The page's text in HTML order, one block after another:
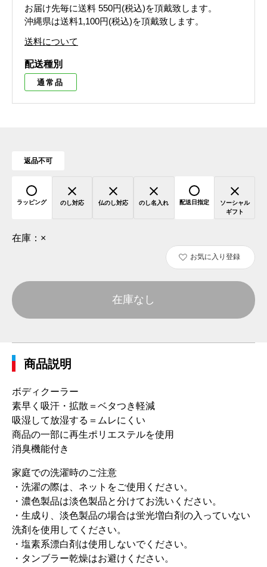
お届け先毎に送料 550円(税込)を頂戴致します。
沖縄県は送料1,100円(税込)を頂戴致します。
送料について
配送種別
通常品
返品不可
ラッピング のし対応 仏のし対応 のし名入れ 配送日指定
ソーシャル
ギフト
在庫： ×
お気に入り登録
在庫なし
商品説明
ボディクーラー
素早く吸汗・拡散＝ベタつき軽減
吸湿して放湿する＝ムレにくい
商品の一部に再生ポリエステルを使用
消臭機能付き
家庭での洗濯時のご注意
・洗濯の際は、ネットをご使用ください。
・濃色製品は淡色製品と分けてお洗いください。
・生成り、淡色製品の場合は蛍光増白剤の入っていない
洗剤を使用してください。
・塩素系漂白剤は使用しないでください。
・タンブラー乾燥はお避けください。